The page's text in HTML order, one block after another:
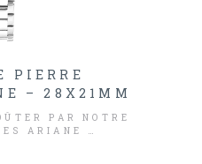
PIERRE
– 28X21MM
PAR NOTRE
ARIANE …